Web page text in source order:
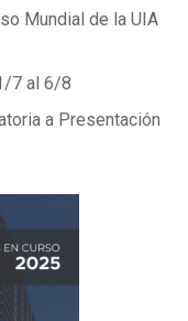
Mundial de la UIA
7 al 6/8
a Presentación